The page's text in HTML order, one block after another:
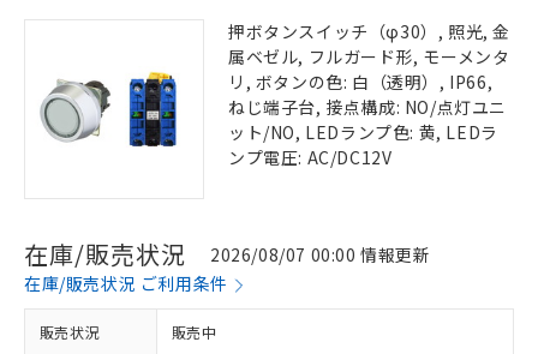
押ボタンスイッチ（φ30）, 照光, 金
属ベゼル, フルガード形, モーメンタ
リ, ボタンの色: 白（透明）, IP66,
ねじ端子台, 接点構成: NO/点灯ユニ
ット/NO, LEDランプ色: 黄, LEDラ
ンプ電圧: AC/DC12V
在庫/販売状況
2026/08/07 00:00 情報更新
在庫/販売状況 ご利用条件
販売状況 販売中